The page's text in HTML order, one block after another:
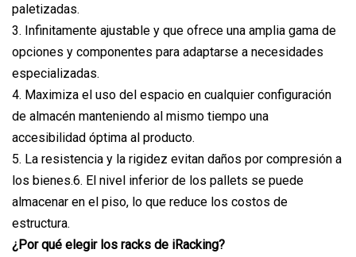
paletizadas.
3. Infinitamente ajustable y que ofrece una amplia gama de
opciones y componentes para adaptarse a necesidades
especializadas.
4. Maximiza el uso del espacio en cualquier configuración
de almacén manteniendo al mismo tiempo una
accesibilidad óptima al producto.
5. La resistencia y la rigidez evitan daños por compresión a
los bienes.6. El nivel inferior de los pallets se puede
almacenar en el piso, lo que reduce los costos de
estructura.
¿Por qué elegir los racks de iRacking?